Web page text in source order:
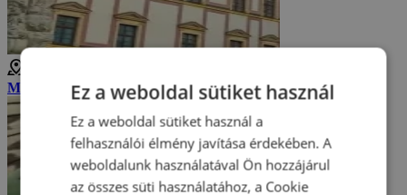
Morva MúzeumEz a weboldal sütiket használ
Ez a weboldal sütiket használ a
felhasználói élmény javítása érdekében. A
weboldalunk használatával Ön hozzájárul
az összes süti használatához, a Cookie